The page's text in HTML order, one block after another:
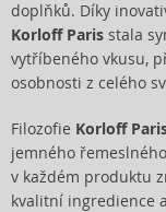
doplňků. Díky
Korloff Paris stala
vytříbeného vkusu,
osobnosti z celého
Filozofie Korloff
jemného
v každém produktu
kvalitní ingredience